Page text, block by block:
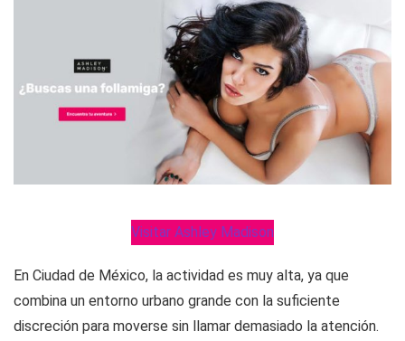
Visitar Ashley Madison
En Ciudad de México, la actividad es muy alta, ya que
combina un entorno urbano grande con la suficiente
discreción para moverse sin llamar demasiado la atención.